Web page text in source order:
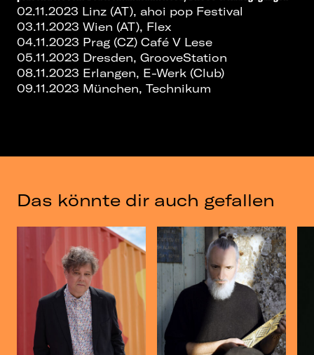
02.11.2023 Linz (AT), ahoi pop Festival
03.11.2023 Wien (AT), Flex
04.11.2023 Prag (CZ) Café V Lese
05.11.2023 Dresden, GrooveStation
08.11.2023 Erlangen, E-Werk (Club)
09.11.2023 München, Technikum
Das könnte dir auch gefallen